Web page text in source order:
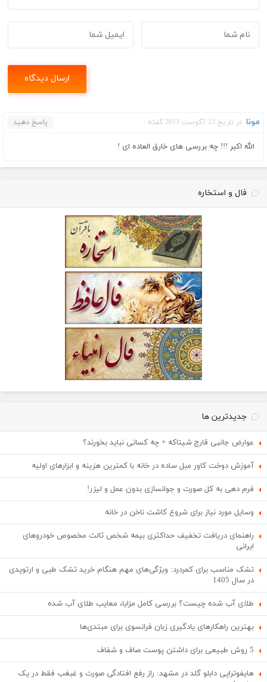
مونا در تاریخ 23 آگوست 2013 گفته : پاسخ دهید
الله اکبر !!! چه بررسی های خارق العاده ای !
فال و استخاره
جدیدترین ها
عوارض جانبی قارچ شیتاکه + چه کسانی نباید بخورند؟
آموزش دوخت کاور مبل ساده در خانه با کمترین هزینه و ابزارهای اولیه
فرم دهی به کل صورت و جوانسازی بدون عمل و لیزر!
وسایل مورد نیاز برای شروع کاشت ناخن در خانه
راهنمای دریافت تخفیف حداکثری بیمه شخص ثالث مخصوص خودروهای
ایرانی
تشک مناسب برای کمردرد: ویژگی‌های مهم هنگام خرید تشک طبی و ارتوپدی
در سال 1405
طلای آب شده چیست؟ بررسی کامل مزایا، معایب طلای آب شده
بهترین راهکارهای یادگیری زبان فرانسوی برای مبتدی‌ها
5 روش طبیعی برای داشتن پوست صاف و شفاف
هایفوتراپی دابلو گلد در مشهد: راز رفع افتادگی صورت و غبغب فقط در یک